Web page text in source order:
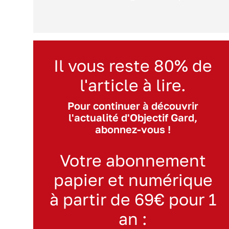
Il vous reste 80% de
l'article à lire.
Pour continuer à découvrir
l'actualité d'Objectif Gard,
abonnez-vous !
Votre abonnement
papier et numérique
à partir de 69€ pour 1
an :